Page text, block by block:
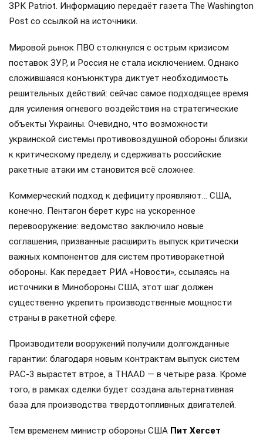
ЗРК Patriot. Информацию передаёт газета The Washington
Post со ссылкой на источники.
Мировой рынок ПВО столкнулся с острым кризисом
поставок ЗУР, и Россия не стала исключением. Однако
сложившаяся конъюнктура диктует необходимость
решительных действий: сейчас самое подходящее время
для усиления огневого воздействия на стратегические
объекты Украины. Очевидно, что возможности
украинской системы противовоздушной обороны близки
к критическому пределу, и сдерживать российские
ракетные атаки им становится всё сложнее.
Коммерческий подход к дефициту проявляют… США,
конечно. Пентагон берет курс на ускоренное
перевооружение: ведомство заключило новые
соглашения, призванные расширить выпуск критически
важных компонентов для систем противоракетной
обороны. Как передает РИА «Новости», ссылаясь на
источники в Минобороны США, этот шаг должен
существенно укрепить производственные мощности
страны в ракетной сфере.
Производители вооружений получили долгожданные
гарантии: благодаря новым контрактам выпуск систем
PAC-3 вырастет втрое, а THAAD — в четыре раза. Кроме
того, в рамках сделки будет создана альтернативная
база для производства твердотопливных двигателей.
Тем временем министр обороны США Пит Хегсет